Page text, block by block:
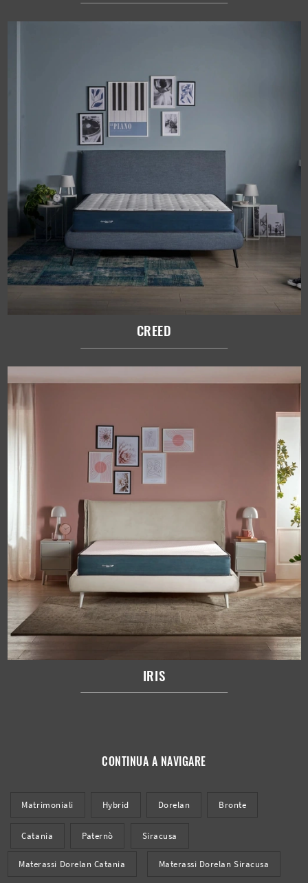
CREED
IRIS
CONTINUA A NAVIGARE
Matrimoniali Hybrid Dorelan Bronte
Catania Paternò Siracusa
Materassi Dorelan Catania Materassi Dorelan Siracusa